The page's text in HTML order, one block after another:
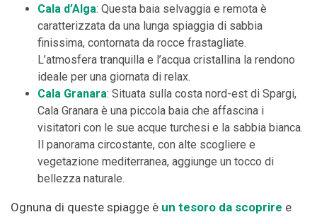
Cala d’Alga: Questa baia selvaggia e remota è
caratterizzata da una lunga spiaggia di sabbia
finissima, contornata da rocce frastagliate.
L’atmosfera tranquilla e l’acqua cristallina la rendono
ideale per una giornata di relax.
Cala Granara: Situata sulla costa nord-est di Spargi,
Cala Granara è una piccola baia che affascina i
visitatori con le sue acque turchesi e la sabbia bianca.
Il panorama circostante, con alte scogliere e
vegetazione mediterranea, aggiunge un tocco di
bellezza naturale.
Ognuna di queste spiagge è un tesoro da scoprire e